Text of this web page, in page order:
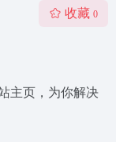
收藏 0
主页，为你解决